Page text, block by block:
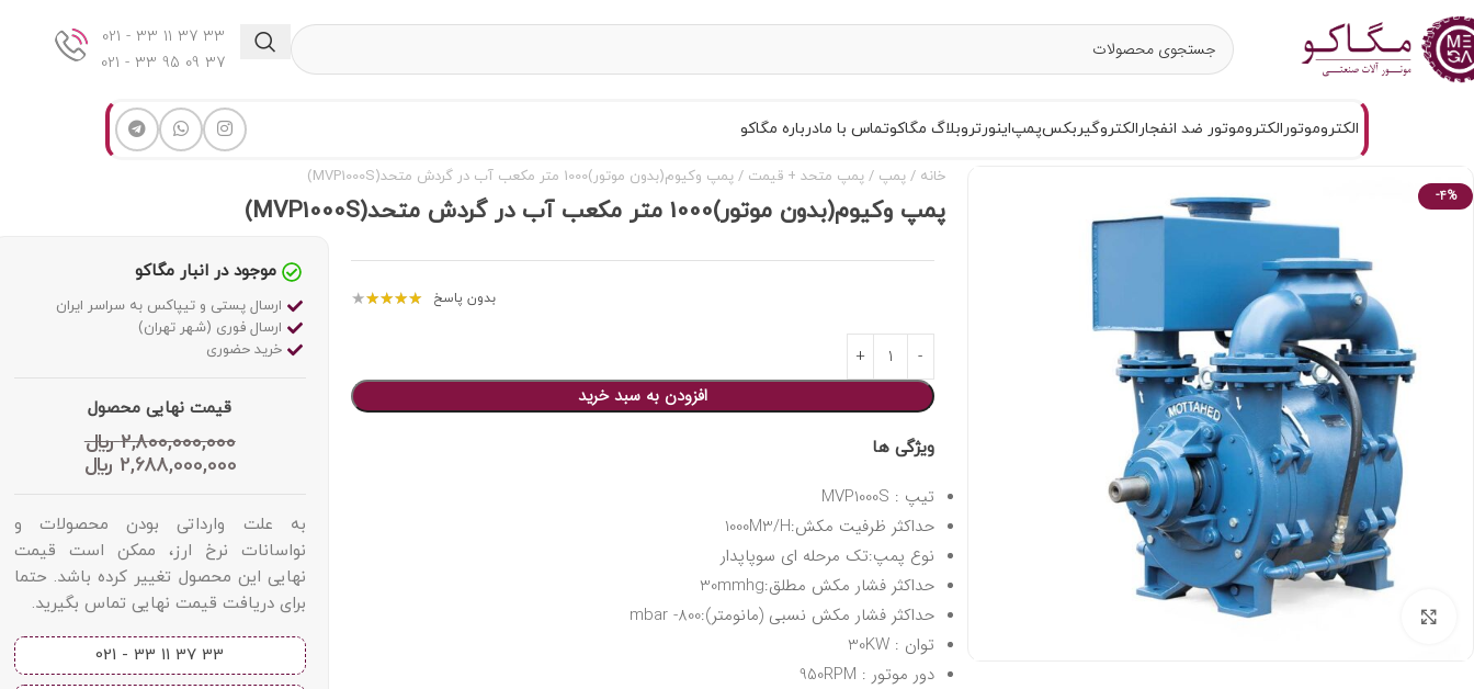
33 37 11 33 - 021
37 09 95 33 - 021
الکتروموتورالکتروموتور ضد انفجارالکتروگیربکسپمپاینورتروبلاگ مگاکوتماس با مادرباره مگاکو
-4%
برای بزرگنمایی کلیک کنید
خانه پمپ پمپ متحد + قیمت پمپ وکیوم(بدون موتور)1000 متر مکعب آب در گردش متحد(MVP1000S)
پمپ وکیوم(بدون موتور)1000 متر مکعب آب در گردش متحد(MVP1000S)
بدون پاسخ ★
★
★
★
★
افزودن به سبد خرید
ویژگی ها
تیپ : MVP1000S
حداکثر ظرفیت مکش:1000M3/H
نوع پمپ:تک مرحله ای سوپاپدار
حداکثر فشار مکش مطلق:30mmhg
حداکثر فشار مکش نسبی (مانومتر):800- mbar
توان : 30KW
دور موتور : 950RPM
موجود در انبار مگاکو
ارسال پستی و تیپاکس به سراسر ایران
ارسال فوری (شهر تهران)
خرید حضوری
قیمت نهایی محصول
2,800,000,000 ﷼
2,688,000,000 ﷼
به علت وارداتی بودن محصولات و
نواسانات نرخ ارز، ممکن است قیمت
نهایی این محصول تغییر کرده باشد. حتما
برای دریافت قیمت نهایی تماس بگیرید.
33 37 11 33 - 021​